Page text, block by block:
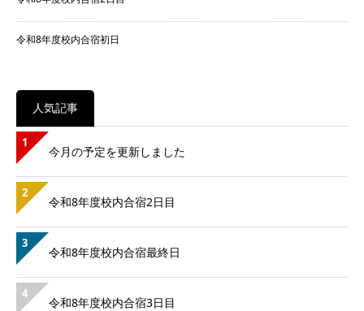
令和8年度校内合宿初日
人気記事
1
今月の予定を更新しました
2
令和8年度校内合宿2日目
3
令和8年度校内合宿最終日
4
令和8年度校内合宿3日目